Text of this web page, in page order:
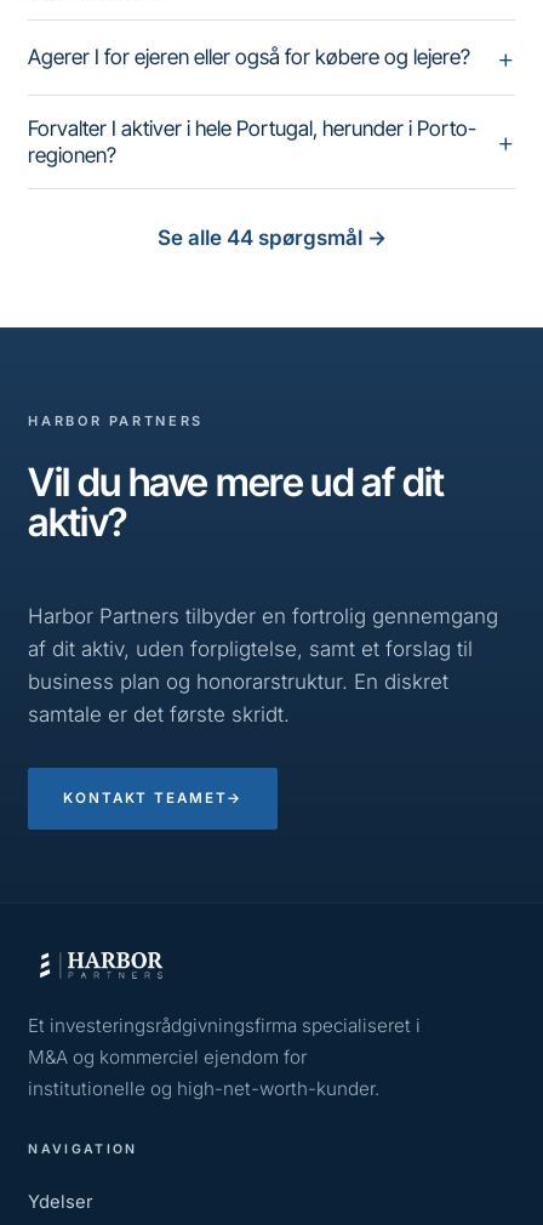
Agerer I for ejeren eller også for købere og lejere?
Forvalter I aktiver i hele Portugal, herunder i Porto-
regionen?
Se alle 44 spørgsmål →
HARBOR PARTNERS
Vil du have mere ud af dit
aktiv?
Harbor Partners tilbyder en fortrolig gennemgang
af dit aktiv, uden forpligtelse, samt et forslag til
business plan og honorarstruktur. En diskret
samtale er det første skridt.
KONTAKT TEAMET→
Et investeringsrådgivningsfirma specialiseret i
M&A og kommerciel ejendom for
institutionelle og high-net-worth-kunder.
NAVIGATION
Ydelser